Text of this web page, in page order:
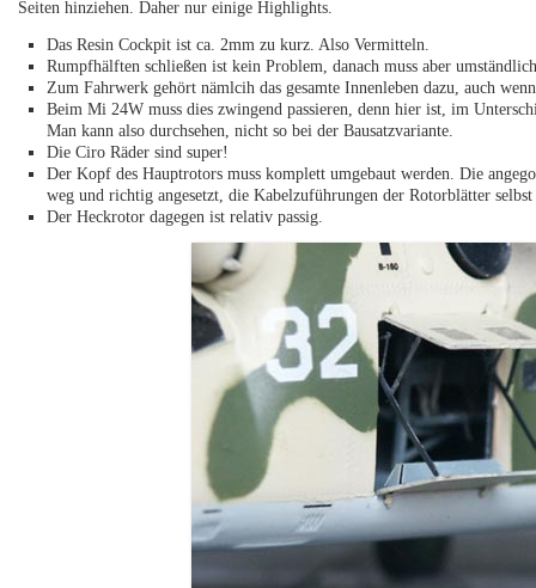
Seiten hinziehen. Daher nur einige Highlights.
Das Resin Cockpit ist ca. 2mm zu kurz. Also Vermitteln.
Rumpfhälften schließen ist kein Problem, danach muss aber
Zum Fahrwerk gehört nämlcih das gesamte Innenleben dazu, auch
Beim Mi 24W muss dies zwingend passieren, denn hier ist, im
Man kann also durchsehen, nicht so bei der Bausatzvariante.
Die Ciro Räder sind super!
Der Kopf des Hauptrotors muss komplett umgebaut werden. Die
weg und richtig angesetzt, die Kabelzuführungen der Rotorblätter
Der Heckrotor dagegen ist relativ passig.